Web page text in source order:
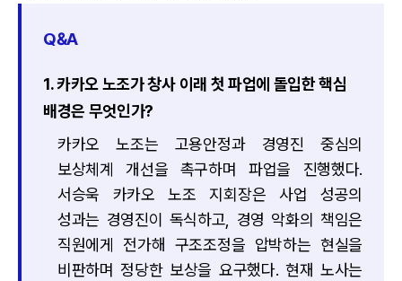
Q&A
1. 카카오 노조가 창사 이래 첫 파업에 돌입한 핵심
배경은 무엇인가?
카카오 노조는 고용안정과 경영진 중심의
보상체계 개선을 촉구하며 파업을 진행했다.
서승욱 카카오 노조 지회장은 사업 성공의
성과는 경영진이 독식하고, 경영 악화의 책임은
직원에게 전가해 구조조정을 압박하는 현실을
비판하며 정당한 보상을 요구했다. 현재 노사는